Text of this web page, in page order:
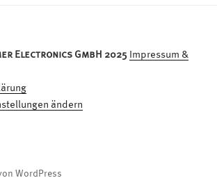
Electronics GmbH 2025 Impressum &
ändern
WordPress